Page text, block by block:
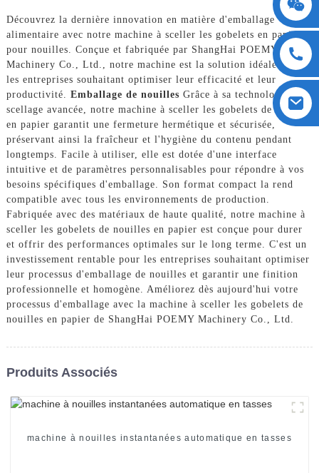
Découvrez la dernière innovation en matière d'emballage
alimentaire avec notre machine à sceller les gobelets en papier
pour nouilles. Conçue et fabriquée par ShangHai POEMY
Machinery Co., Ltd., notre machine est la solution idéale pour
les entreprises souhaitant optimiser leur efficacité et leur
productivité. Emballage de nouilles Grâce à sa technologie de
scellage avancée, notre machine à sceller les gobelets de nouilles
en papier garantit une fermeture hermétique et sécurisée,
préservant ainsi la fraîcheur et l'hygiène du contenu pendant
longtemps. Facile à utiliser, elle est dotée d'une interface
intuitive et de paramètres personnalisables pour répondre à vos
besoins spécifiques d'emballage. Son format compact la rend
compatible avec tous les environnements de production.
Fabriquée avec des matériaux de haute qualité, notre machine à
sceller les gobelets de nouilles en papier est conçue pour durer
et offrir des performances optimales sur le long terme. C'est un
investissement rentable pour les entreprises souhaitant optimiser
leur processus d'emballage de nouilles et garantir une finition
professionnelle et homogène. Améliorez dès aujourd'hui votre
processus d'emballage avec la machine à sceller les gobelets de
nouilles en papier de ShangHai POEMY Machinery Co., Ltd.
Produits Associés
machine à nouilles instantanées automatique en tasses